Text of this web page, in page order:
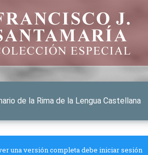
de la Rima de la Lengua Castellana
una versión completa debe iniciar sesión